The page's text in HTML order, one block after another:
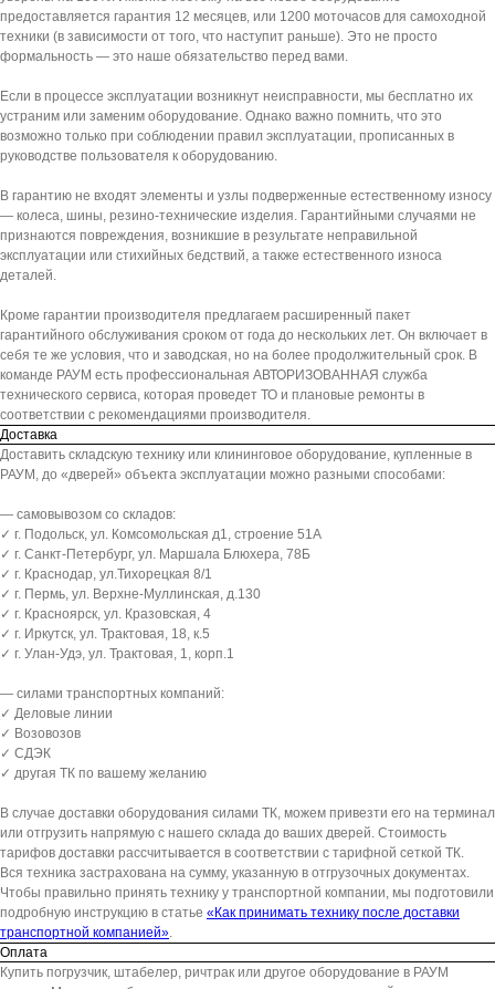
предоставляется гарантия 12 месяцев, или 1200 моточасов для самоходной
техники (в зависимости от того, что наступит раньше). Это не просто
формальность — это наше обязательство перед вами.
Если в процессе эксплуатации возникнут неисправности, мы бесплатно их
устраним или заменим оборудование. Однако важно помнить, что это
возможно только при соблюдении правил эксплуатации, прописанных в
руководстве пользователя к оборудованию.
В гарантию не входят элементы и узлы подверженные естественному износу
— колеса, шины, резино-технические изделия. Гарантийными случаями не
признаются повреждения, возникшие в результате неправильной
эксплуатации или стихийных бедствий, а также естественного износа
деталей.
Кроме гарантии производителя предлагаем расширенный пакет
гарантийного обслуживания сроком от года до нескольких лет. Он включает в
себя те же условия, что и заводская, но на более продолжительный срок. В
команде РАУМ есть профессиональная АВТОРИЗОВАННАЯ служба
технического сервиса, которая проведет ТО и плановые ремонты в
соответствии с рекомендациями производителя.
Доставка
Доставить складскую технику или клининговое оборудование, купленные в
РАУМ, до «дверей» объекта эксплуатации можно разными способами:
— самовывозом со складов:
✓ г. Подольск, ул. Комсомольская д1, строение 51А
✓ г. Санкт-Петербург, ул. Маршала Блюхера, 78Б
✓ г. Краснодар, ул.Тихорецкая 8/1
✓ г. Пермь, ул. Верхне-Муллинская, д.130
✓ г. Красноярск, ул. Кразовская, 4
✓ г. Иркутск, ул. Трактовая, 18, к.5
✓ г. Улан-Удэ, ул. Трактовая, 1, корп.1
— силами транспортных компаний:
✓ Деловые линии
✓ Возовозов
✓ СДЭК
✓ другая ТК по вашему желанию
В случае доставки оборудования силами ТК, можем привезти его на терминал
или отгрузить напрямую с нашего склада до ваших дверей. Стоимость
тарифов доставки рассчитывается в соответствии с тарифной сеткой ТК.
Вся техника застрахована на сумму, указанную в отгрузочных документах.
Чтобы правильно принять технику у транспортной компании, мы подготовили
подробную инструкцию в статье «Как принимать технику после доставки
транспортной компанией».
Оплата
Купить погрузчик, штабелер, ричтрак или другое оборудование в РАУМ